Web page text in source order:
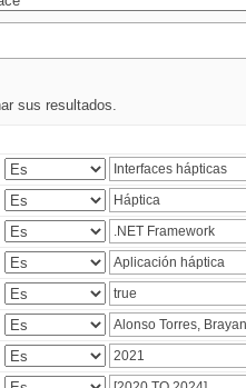
sus resultados.